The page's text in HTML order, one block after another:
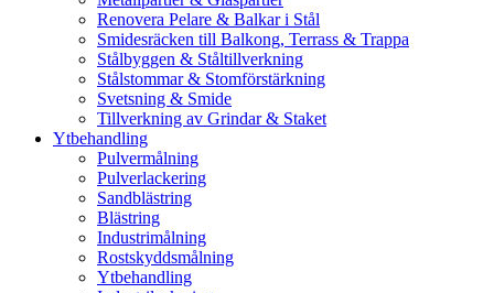
Renovera Pelare & Balkar i Stål
Smidesräcken till Balkong, Terrass & Trappa
Stålbyggen & Ståltillverkning
Stålstommar & Stomförstärkning
Svetsning & Smide
Tillverkning av Grindar & Staket
Ytbehandling
Pulvermålning
Pulverlackering
Sandblästring
Blästring
Industrimålning
Rostskyddsmålning
Ytbehandling